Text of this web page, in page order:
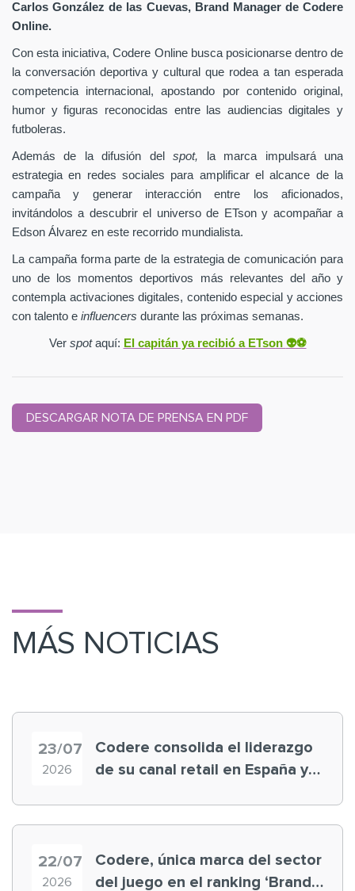
Carlos González de las Cuevas, Brand Manager de Codere
Online.
Con esta iniciativa, Codere Online busca posicionarse dentro de
la conversación deportiva y cultural que rodea a tan esperada
competencia internacional, apostando por contenido original,
humor y figuras reconocidas entre las audiencias digitales y
futboleras.
Además de la difusión delspot,
la marca impulsará una
estrategia en redes sociales para amplificar el alcance de la
campaña y generar interacción entre los aficionados,
invitándolos a descubrir el universo de ETson y acompañar a
Edson Álvarez en este recorrido mundialista.
La campaña forma parte de la estrategia de comunicación para
uno de los momentos deportivos más relevantes del año y
contempla activaciones digitales, contenido especial y acciones
con talento e influencers durante las próximas semanas.
Ver spotaquí: El capitán ya recibió a ETson 👽⚽️
DESCARGAR NOTA DE PRENSA EN PDF
MÁS NOTICIAS
23/07
2026
Codere consolida el liderazgo
de su canal retail en España y
22/07
2026
Codere, única marca del sector
del juego en el ranking ‘Brand